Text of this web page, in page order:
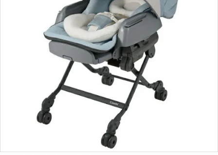
INFORMATIOM
特定商取引法表示
プライバシーポリシー